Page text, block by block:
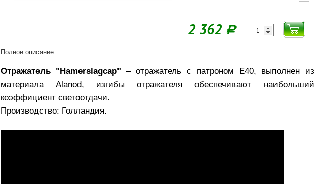
2 362 Р
Полное описание
Отражатель "Hamerslagcap" – отражатель с патроном Е40, выполнен из
материала Alanod, изгибы отражателя обеспечивают наибольший
коэффициент светоотдачи.
Производство: Голландия.